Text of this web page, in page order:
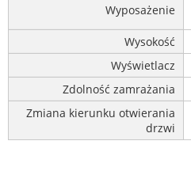
Wyposażenie
Wysokość
Wyświetlacz
Zdolność zamrażania
Zmiana kierunku otwierania
drzwi